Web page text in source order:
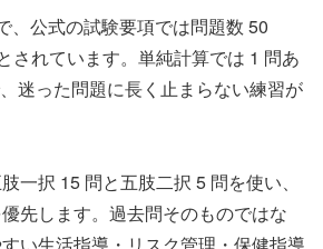
、公式の試験要項では問題数 50
されています。単純計算では 1 問あ
迷った問題に長く止まらない練習が
一択 15 問と五肢二択 5 問を使い、
先します。過去問そのものではな